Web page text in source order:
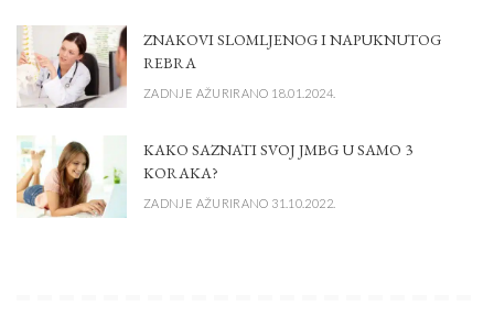
ZNAKOVI SLOMLJENOG I NAPUKNUTOG
REBRA
ZADNJE AŽURIRANO 18.01.2024.
KAKO SAZNATI SVOJ JMBG U SAMO 3
KORAKA?
ZADNJE AŽURIRANO 31.10.2022.